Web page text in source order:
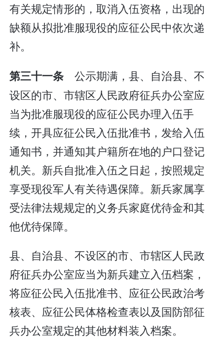
有关规定情形的，取消入伍资格，出现的
缺额从拟批准服现役的应征公民中依次递
补。
第三十一条 公示期满，县、自治县、不
设区的市、市辖区人民政府征兵办公室应
当为批准服现役的应征公民办理入伍手
续，开具应征公民入伍批准书，发给入伍
通知书，并通知其户籍所在地的户口登记
机关。新兵自批准入伍之日起，按照规定
享受现役军人有关待遇保障。新兵家属享
受法律法规规定的义务兵家庭优待金和其
他优待保障。
县、自治县、不设区的市、市辖区人民政
府征兵办公室应当为新兵建立入伍档案，
将应征公民入伍批准书、应征公民政治考
核表、应征公民体格检查表以及国防部征
兵办公室规定的其他材料装入档案。